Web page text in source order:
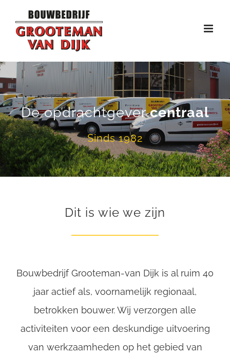
De opdrachtgevercentraal
Sinds 1982
Dit is wie we zijn
Bouwbedrijf Grooteman-van Dijk is al ruim 40
jaar actief als, voornamelijk regionaal,
betrokken bouwer. Wij verzorgen alle
activiteiten voor een deskundige uitvoering
van werkzaamheden op het gebied van